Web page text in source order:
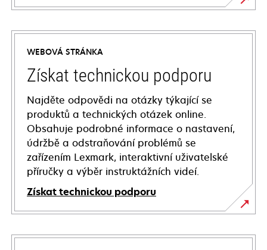
WEBOVÁ STRÁNKA
Získat technickou podporu
Najděte odpovědi na otázky týkající se
produktů a technických otázek online.
Obsahuje podrobné informace o nastavení,
údržbě a odstraňování problémů se
zařízením Lexmark, interaktivní uživatelské
příručky a výběr instruktážních videí.
Získat technickou podporu
opens
in